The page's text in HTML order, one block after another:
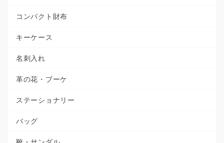
コンパクト財布
キーケース
名刺入れ
革の花・ブーケ
ステーショナリー
バッグ